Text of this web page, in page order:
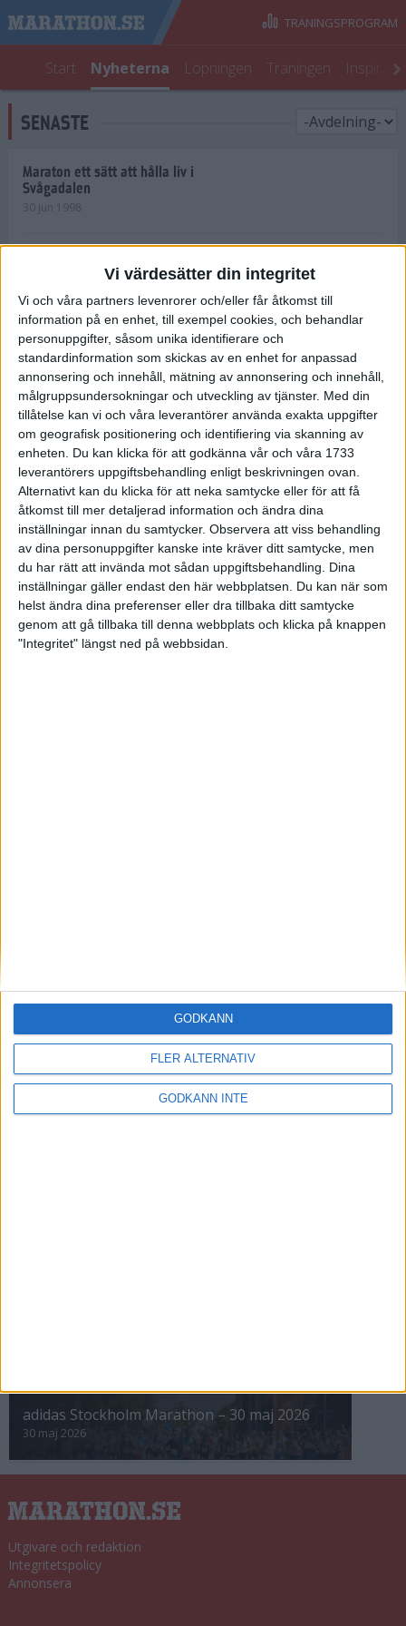
Vi värdesätter din integritet
Vi och våra partners levenrorer och/eller får åtkomst till
information på en enhet, till exempel cookies, och behandlar
personuppgifter, såsom unika identifierare och
standardinformation som skickas av en enhet for anpassad
annonsering och innehåll, mätning av annonsering och innehåll,
målgruppsundersokningar och utveckling av tjänster. Med din
tillåtelse kan vi och våra leverantörer använda exakta uppgifter
om geografisk positionering och identifiering via skanning av
enheten. Du kan klicka för att godkänna vår och våra 1733
leverantörers uppgiftsbehandling enligt beskrivningen ovan.
Alternativt kan du klicka för att neka samtycke eller för att få
åtkomst till mer detaljerad information och ändra dina
inställningar innan du samtycker. Observera att viss behandling
av dina personuppgifter kanske inte kräver ditt samtycke, men
du har rätt att invända mot sådan uppgiftsbehandling. Dina
inställningar gäller endast den här webbplatsen. Du kan när som
helst ändra dina preferenser eller dra tillbaka ditt samtycke
genom att gå tillbaka till denna webbplats och klicka på knappen
"Integritet" längst ned på webbsidan.
FLER ALTERNATIV
GODKÄNN INTE
GODKÄNN
Start Nyheterna Löpningen Träningen
TRÄNINGSPROGRAM
SENASTE
Maraton ett sätt att hålla liv i
Svågadalen
30 jun 1998
Norrlänningar firade semester i
Strängnäs
28 jun 1998
Maratonlöparna bäst i Trosa
I år fick Andervang kransen
27 jun 1998
Intresset ökar för Lidingöloppet
26 jun 1998
Värmemara
väntarvärldsmästaraspiranter
24 jun 1998
ASIEN
Berlin Marathon - ett lopp genom
8 okt 1995• Arkiv• Reseberättelser från
adidas Stockholm Marathon – 30 maj 2026
30 maj 2026
Utgivare och redaktion
Integritetspolicy
Annonsera